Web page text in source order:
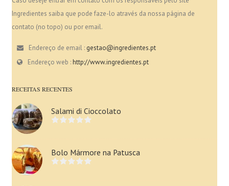
Ingredientes saiba que pode faze-lo através da nossa página de
contato (no topo) ou por email.
Endereço de email : gestao@ingredientes.pt
Endereço web :http://www.ingredientes.pt
RECEITAS RECENTES
Salami di Cioccolato
Bolo Mármore na Patusca